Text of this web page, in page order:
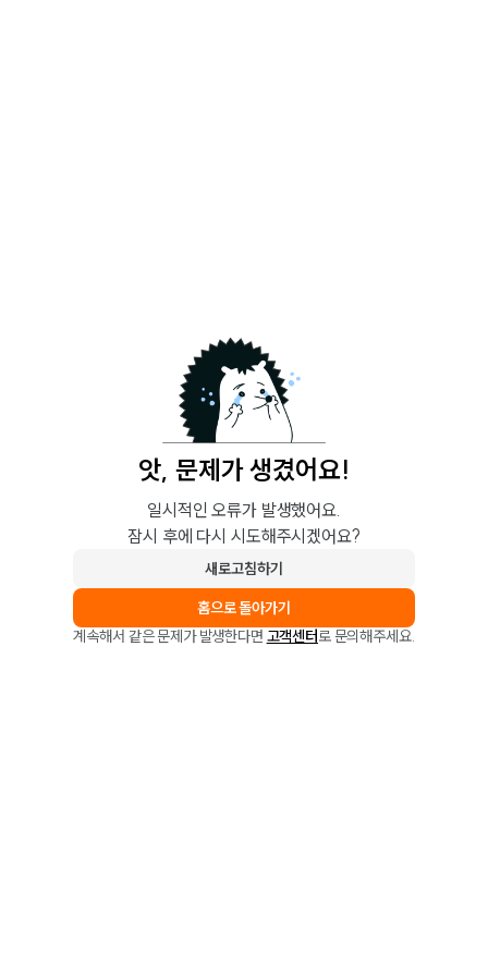
앗, 문제가 생겼어요!
일시적인 오류가 발생했어요.
잠시 후에 다시 시도해주시겠어요?
새로고침하기
홈으로 돌아가기
계속해서 같은 문제가 발생한다면 고객센터로 문의해주세요.